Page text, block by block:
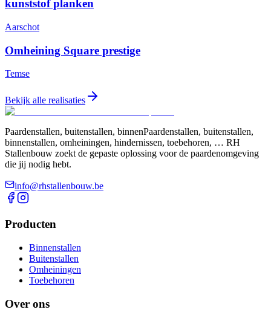
kunststof planken
Aarschot
Omheining Square prestige
Temse
Bekijk alle realisaties
Paardenstallen, buitenstallen, binnenPaardenstallen, buitenstallen,
binnenstallen, omheiningen, hindernissen, toebehoren, … RH
Stallenbouw zoekt de gepaste oplossing voor de paardenomgeving
die jij nodig hebt.
info@rhstallenbouw.be
Producten
Binnenstallen
Buitenstallen
Omheiningen
Toebehoren
Over ons